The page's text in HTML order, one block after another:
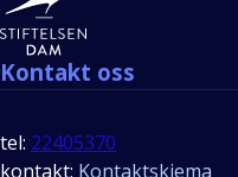
Kontakt oss
tel: 22405370
kontakt: Kontaktskjema